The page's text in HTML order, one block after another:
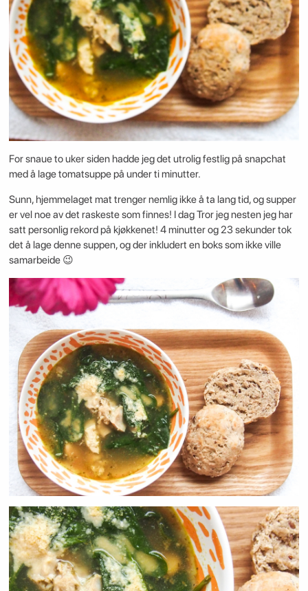
For snaue to uker siden hadde jeg det utrolig festlig på snapchat
med å lage tomatsuppe på under ti minutter.
Sunn, hjemmelaget mat trenger nemlig ikke å ta lang tid, og supper
er vel noe av det raskeste som finnes! I dag Tror jeg nesten jeg har
satt personlig rekord på kjøkkenet! 4 minutter og 23 sekunder tok
det å lage denne suppen, og der inkludert en boks som ikke ville
samarbeide 😉